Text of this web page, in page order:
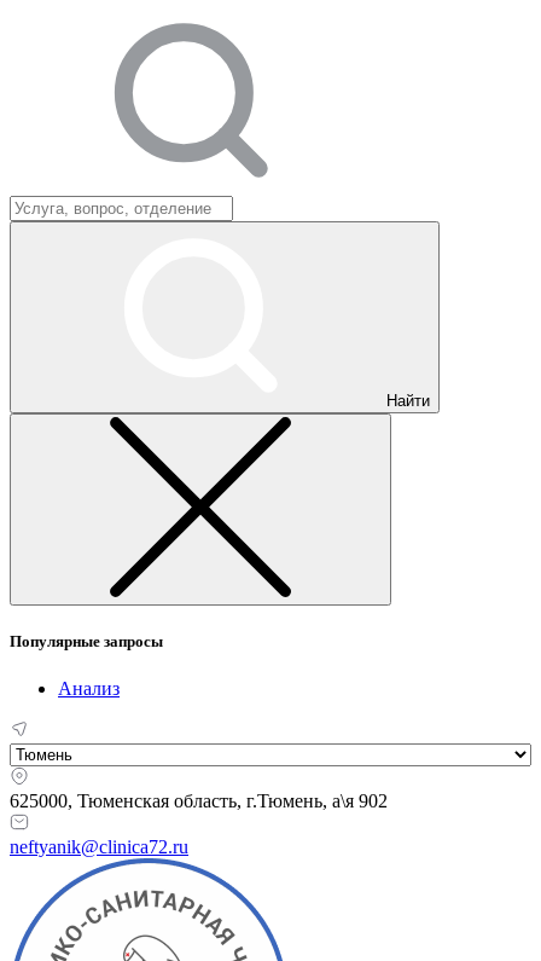
Найти
Популярные запросы
Анализ
625000, Тюменская область, г.Тюмень, а\я 902
neftyanik@clinica72.ru